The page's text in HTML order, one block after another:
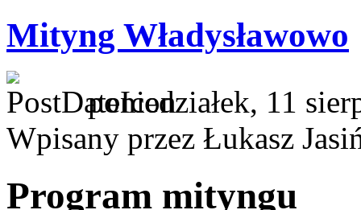
Mityng Władysławowo
poniedziałek, 11
Wpisany przez Łukasz
Program mityngu